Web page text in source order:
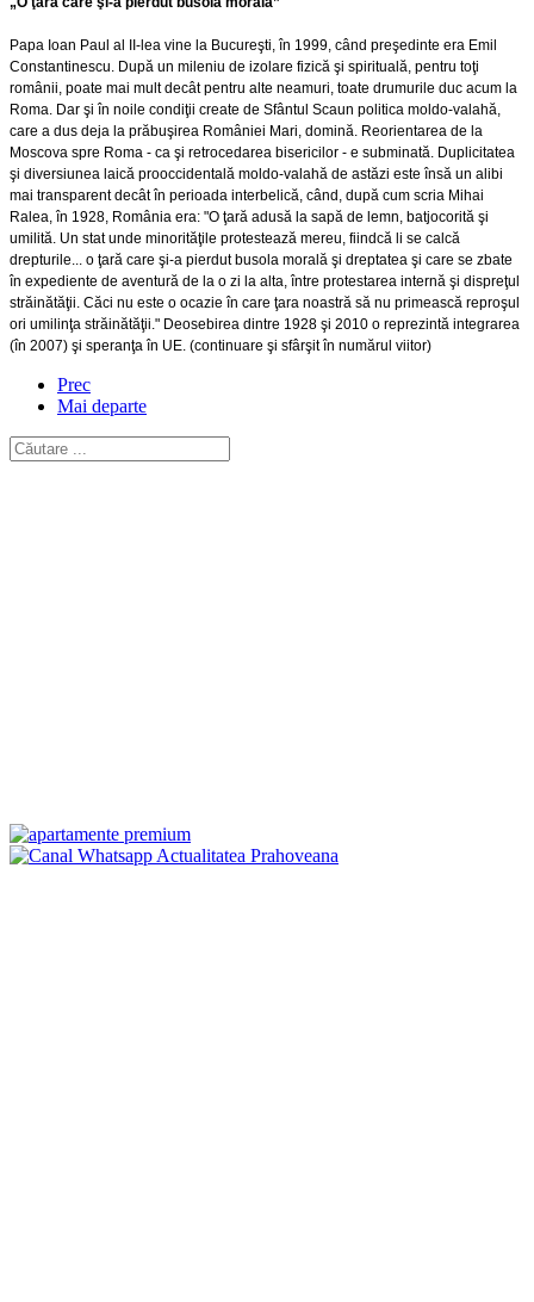
Papa Ioan Paul al II-lea vine la Bucureşti, în 1999, când preşedinte era Emil
Constantinescu. După un mileniu de izolare fizică şi spirituală, pentru toţi
românii, poate mai mult decât pentru alte neamuri, toate drumurile duc acum la
Roma. Dar şi în noile condiţii create de Sfântul Scaun politica moldo-valahă,
care a dus deja la prăbuşirea României Mari, domină. Reorientarea de la
Moscova spre Roma - ca şi retrocedarea bisericilor - e subminată. Duplicitatea
şi diversiunea laică prooccidentală moldo-valahă de astăzi este însă un alibi
mai transparent decât în perioada interbelică, când, după cum scria Mihai
Ralea, în 1928, România era: "O ţară adusă la sapă de lemn, batjocorită şi
umilită. Un stat unde minorităţile protestează mereu, fiindcă li se calcă
drepturile... o ţară care şi-a pierdut busola morală şi dreptatea şi care se zbate
în expediente de aventură de la o zi la alta, între protestarea internă şi dispreţul
străinătăţii. Căci nu este o ocazie în care ţara noastră să nu primească reproşul
ori umilinţa străinătăţii." Deosebirea dintre 1928 şi 2010 o reprezintă integrarea
(în 2007) şi speranţa în UE. (continuare şi sfârşit în numărul viitor)
Prec
Mai departe